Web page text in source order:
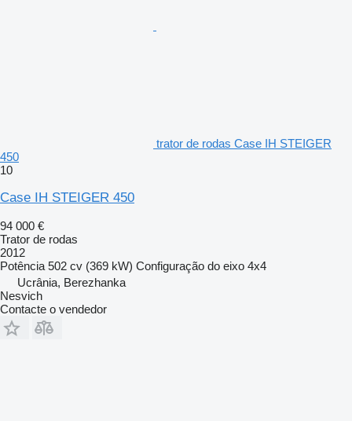
trator de rodas Case IH STEIGER
450
10
Case IH STEIGER 450
94 000 €
Trator de rodas
2012
Potência 502 cv (369 kW) Configuração do eixo 4x4
Ucrânia, Berezhanka
Nesvich
Contacte o vendedor